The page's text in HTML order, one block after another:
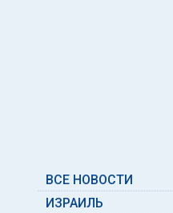
ВСЕ НОВОСТИ
ИЗРАИЛЬ